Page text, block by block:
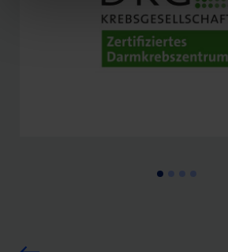
Seit 2008 wird das
Gifhorn nach den
Deutschen